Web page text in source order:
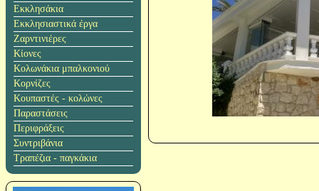
Εκκλησάκια
Εκκλησιαστικά έργα
Ζαρντινιέρες
Κίονες
Κολωνάκια μπαλκονιού
Κορνίζες
Κουπαστές - κολώνες
Παραστάσεις
Περιφράξεις
Συντριβάνια
Τραπέζια - παγκάκια